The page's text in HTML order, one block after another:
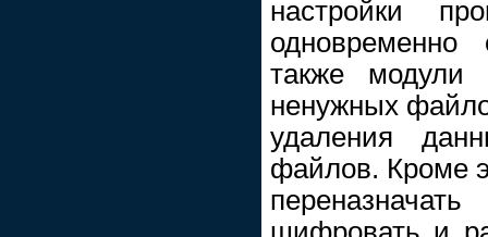
настройки
также модули
ненужных
удаления
файлов. Кроме